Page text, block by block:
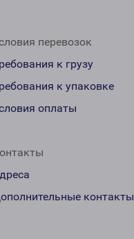
перевозок
к грузу
к упаковке
оплаты
контакты